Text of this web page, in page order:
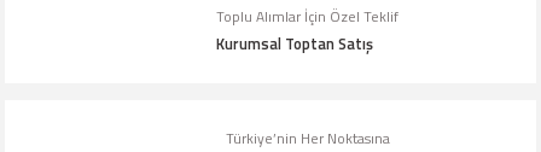
Toplu Alımlar İçin Özel Teklif
Kurumsal Toptan Satış
Türkiye’nin Her Noktasına